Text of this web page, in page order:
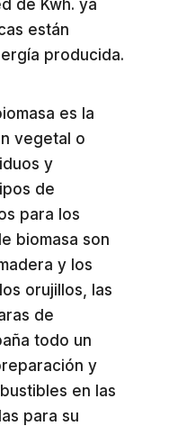
de Kwh. ya
están
producida.
es la
vegetal o
y
de
para los
biomasa son
y los
orujillos, las
de
todo un
y
en las
para su